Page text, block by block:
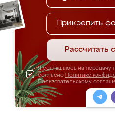
Прикрепить
Рассчитать
Я соглашаюсь на передачу
согласно Политике
Пользовательскому